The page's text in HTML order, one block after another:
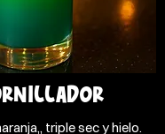
triple sec y hielo.